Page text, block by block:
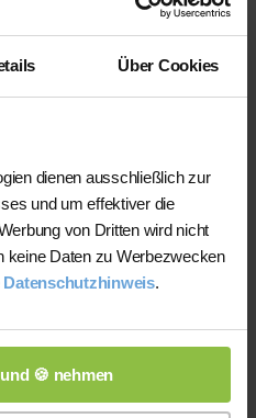
Über Cookies
dienen ausschließlich zur
und um effektiver die
von Dritten wird nicht
keine Daten zu Werbezwecken
Datenschutzhinweis.
🍪 nehmen
"
konnte sich um
weiter so!
Leuschner
echt klasse. Felicia lernt
gibt Tipps